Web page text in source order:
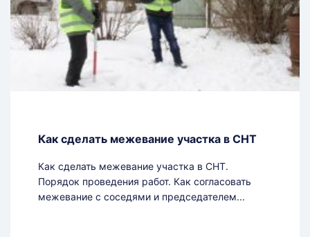
Как сделать межевание участка в СНТ
Как сделать межевание участка в СНТ.
Порядок проведения работ. Как согласовать
межевание с соседями и председателем...